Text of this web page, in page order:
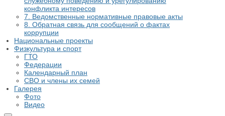
конфликта интересов
7. Ведомственные нормативные правовые акты
8. Обратная связь для сообщений о фактах
коррупции
Национальные проекты
Физкультура и спорт
ГТО
Федерации
Календарный план
СВО и члены их семей
Галерея
Фото
Видео